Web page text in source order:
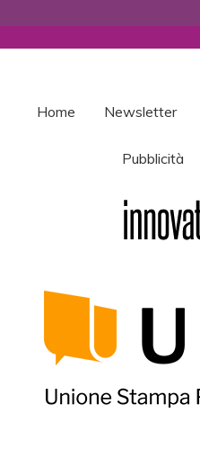
Home Newsletter
Pubblicità